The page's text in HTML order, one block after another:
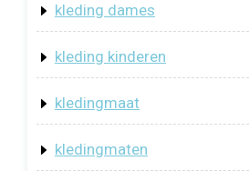
kleding dames
kleding kinderen
kledingmaat
kledingmaten